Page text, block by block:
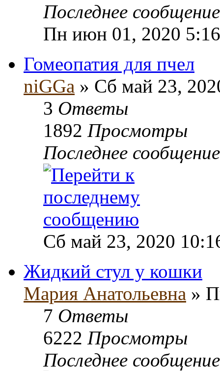
Последнее
Пн июн 01, 2020
Гомеопатия для пчел
niGGa » Сб май 23,
3 Ответы
1892 Просмотры
Последнее
Сб май 23, 2020
Жидкий стул у кошки
Мария Анатольевна »
7 Ответы
6222 Просмотры
Последнее